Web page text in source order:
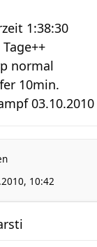
1:38:30
normal
10min.
03.10.2010
10:42